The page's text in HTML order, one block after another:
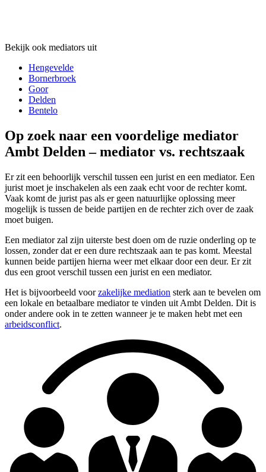
Bekijk ook mediators uit
Hengevelde
Bornerbroek
Goor
Delden
Bentelo
Op zoek naar een voordelige mediator
Ambt Delden – mediator vs. rechtszaak
Er zit een behoorlijk verschil tussen een jurist en een mediator. Een
jurist moet je inschakelen als een zaak echt voor de rechter komt.
Vaak komt de jurist pas als er geen natuurlijke oplossing meer
mogelijk is tussen de beide partijen en de rechter zich over de zaak
moet buigen.
Een mediator zal zijn uiterste best doen om de ruzie onderling op te
lossen, zonder dat er een dure rechtszaak aan te pas komt. Meestal
kunnen beide partijen hierna weer met elkaar door een deur. Er zit
dus een groot verschil tussen een jurist en een mediator.
Het is bijvoorbeeld voorzakelijke mediation sterk aan te bevelen om
een lokale en betaalbare mediator te vinden uit Ambt Delden. Dit is
onder andere ook in te zetten wanneer je te maken hebt met een
arbeidsconflict.